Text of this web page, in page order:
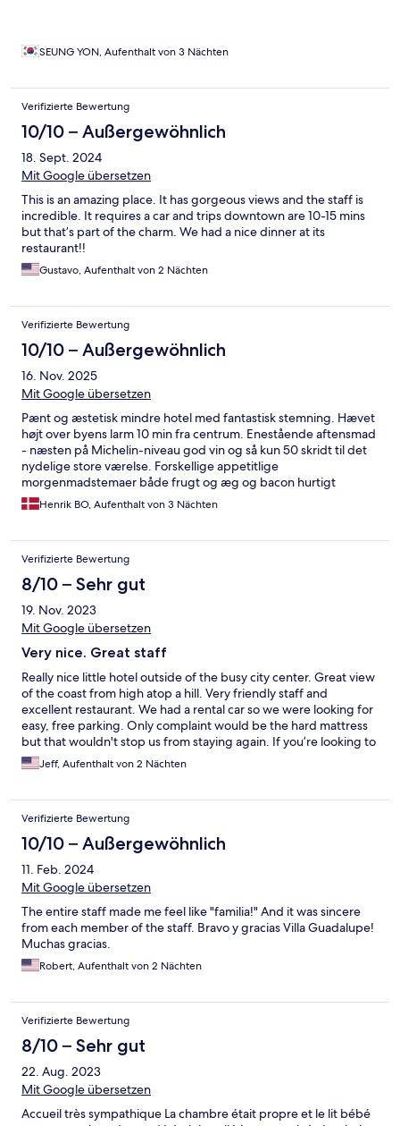
SEUNG YON, Aufenthalt von 3 Nächten
Verifizierte Bewertung
10/10 – Außergewöhnlich
18. Sept. 2024
Mit Google übersetzen
This is an amazing place. It has gorgeous views and the staff is
incredible. It requires a car and trips downtown are 10-15 mins
but that’s part of the charm. We had a nice dinner at its
restaurant!!
Gustavo, Aufenthalt von 2 Nächten
Verifizierte Bewertung
10/10 – Außergewöhnlich
16. Nov. 2025
Mit Google übersetzen
Pænt og æstetisk mindre hotel med fantastisk stemning. Hævet
højt over byens larm 10 min fra centrum. Enestående aftensmad
- næsten på Michelin-niveau god vin og så kun 50 skridt til det
nydelige store værelse. Forskellige appetitlige
morgenmadstemaer både frugt og æg og bacon hurtigt
serveret med frisklavet varm kaffe og appelsinjuice - gratis vand
og kaffe i lobbyen og altid et venligt smil og en
Charlotte Jenvall Denmark
Henrik BO, Aufenthalt von 3 Nächten
Verifizierte Bewertung
8/10 – Sehr gut
19. Nov. 2023
Mit Google übersetzen
Very nice. Great staff
Really nice little hotel outside of the busy city center. Great view
of the coast from high atop a hill. Very friendly staff and
excellent restaurant. We had a rental car so we were looking for
easy, free parking. Only complaint would be the hard mattress
but that wouldn't stop us from staying again. If you’re looking to
get out if the city for day trips this is a great option.
Jeff, Aufenthalt von 2 Nächten
Verifizierte Bewertung
10/10 – Außergewöhnlich
11. Feb. 2024
Mit Google übersetzen
The entire staff made me feel like "familia!" And it was sincere
from each member of the staff. Bravo y gracias Villa Guadalupe!
Muchas gracias.
Robert, Aufenthalt von 2 Nächten
Verifizierte Bewertung
8/10 – Sehr gut
22. Aug. 2023
Mit Google übersetzen
Accueil très sympathique La chambre était propre et le lit bébé